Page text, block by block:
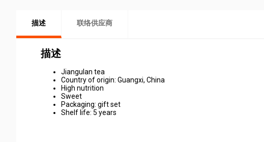
描述 联络供应商
描述
Jiangulan tea
Country of origin: Guangxi, China
High nutrition
Sweet
Packaging: gift set
Shelf life: 5 years